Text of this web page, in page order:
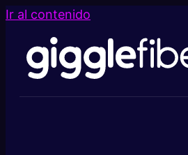
Ir al contenido